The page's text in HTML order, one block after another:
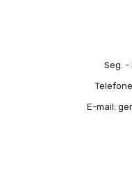
Seg. -
E-mail: